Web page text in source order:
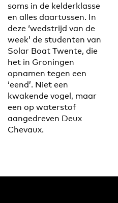
soms in de kelderklasse
en alles daartussen. In
deze ‘wedstrijd van de
week’ de studenten van
Solar Boat Twente, die
het in Groningen
opnamen tegen een
‘eend’. Niet een
kwakende vogel, maar
een op waterstof
aangedreven Deux
Chevaux.